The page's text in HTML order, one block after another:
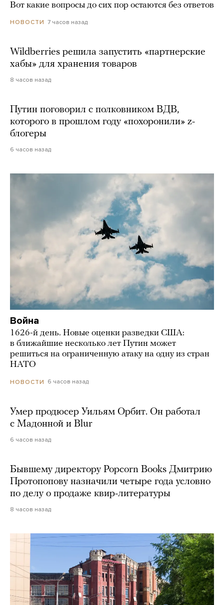
Вот какие вопросы до сих пор остаются без ответов
НОВОСТИ 7 часов назад
Wildberries решила запустить «партнерские
хабы» для хранения товаров
8 часов назад
Путин поговорил с полковником ВДВ,
которого в прошлом году «похоронили» z-
блогеры
6 часов назад
Война
1626-й день. Новые оценки разведки США:
в ближайшие несколько лет Путин может
решиться на ограниченную атаку на одну из стран
НАТО
НОВОСТИ 6 часов назад
Умер продюсер Уильям Орбит. Он работал
с Мадонной и Blur
6 часов назад
Бывшему директору Popcorn Books Дмитрию
Протопопову назначили четыре года условно
по делу о продаже квир-литературы
8 часов назад